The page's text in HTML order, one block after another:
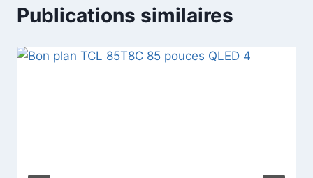
Publications similaires